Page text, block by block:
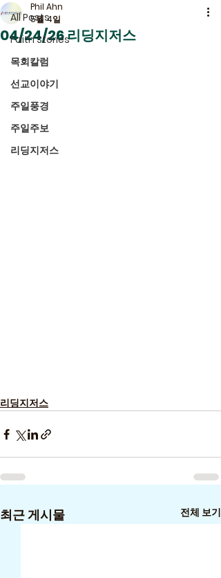
All Posts
Faith Stories
목회칼럼
선교이야기
주일풍경
주일주보
리딩지저스
04/24/26 리딩지저스
Phil Ahn
5월 4일
리딩지저스
최근 게시물 전체 보기